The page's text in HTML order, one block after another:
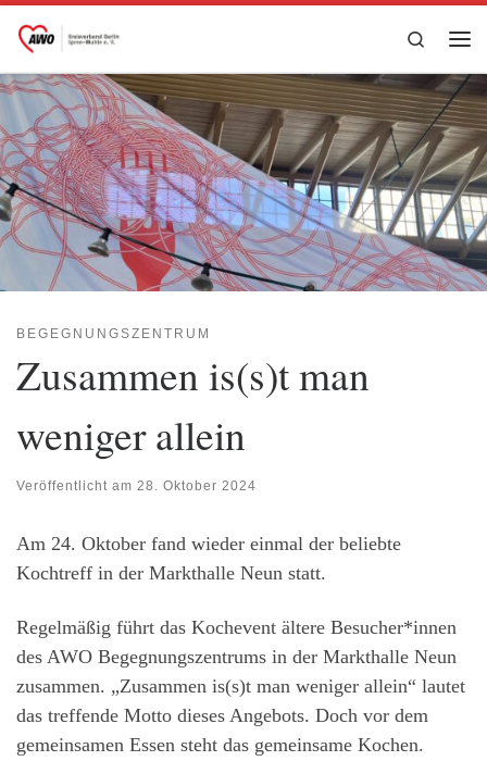
Zum Inhalt springen
Search
BEGEGNUNGSZENTRUM
Zusammen is(s)t man
weniger allein
Veröffentlicht am 28. Oktober 2024
Am 24. Oktober fand wieder einmal der beliebte
Kochtreff in der Markthalle Neun statt.
Regelmäßig führt das Kochevent ältere Besucher*innen
des AWO Begegnungszentrums in der Markthalle Neun
zusammen. „Zusammen is(s)t man weniger allein“ lautet
das treffende Motto dieses Angebots. Doch vor dem
gemeinsamen Essen steht das gemeinsame Kochen.